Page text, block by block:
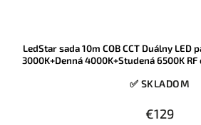
LedStar sada 10m COB CCT Duálny LED
3000K+Denná 4000K+Studená 6500K
✅ SKLADOM
€129